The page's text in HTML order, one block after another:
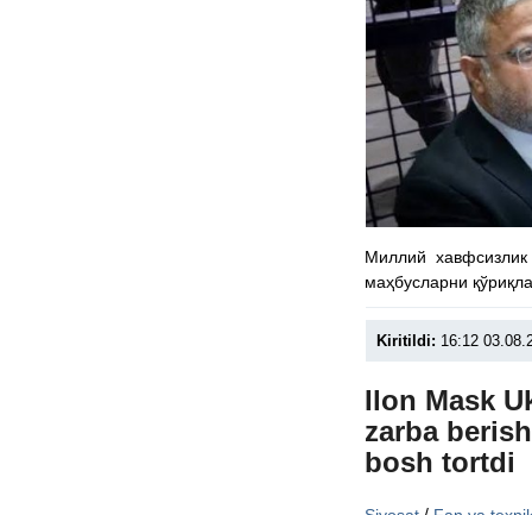
Миллий хавфсизлик
маҳбусларни
Kiritildi: 16:12
Ilon Mask
zarba
bosh tortdi